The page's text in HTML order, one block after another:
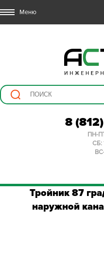
Меню
8
ПН-
СБ:
Тройник 87
наружной